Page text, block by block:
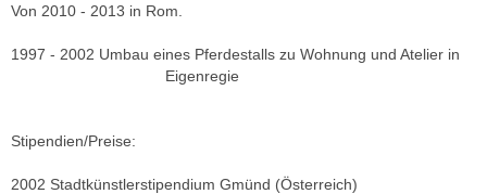
Von 2010 - 2013 in Rom.
1997 - 2002 Umbau eines Pferdestalls zu Wohnung und Atelier in
Eigenregie
Stipendien/Preise:
2002 Stadtkünstlerstipendium Gmünd (Österreich)